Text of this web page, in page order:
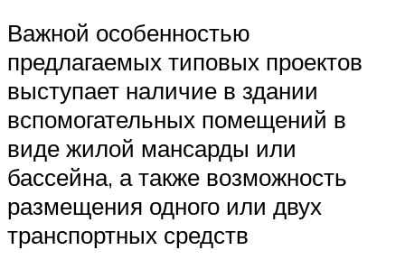
Важной особенностью
предлагаемых типовых проектов
выступает наличие в здании
вспомогательных помещений в
виде жилой мансарды или
бассейна, а также возможность
размещения одного или двух
транспортных средств